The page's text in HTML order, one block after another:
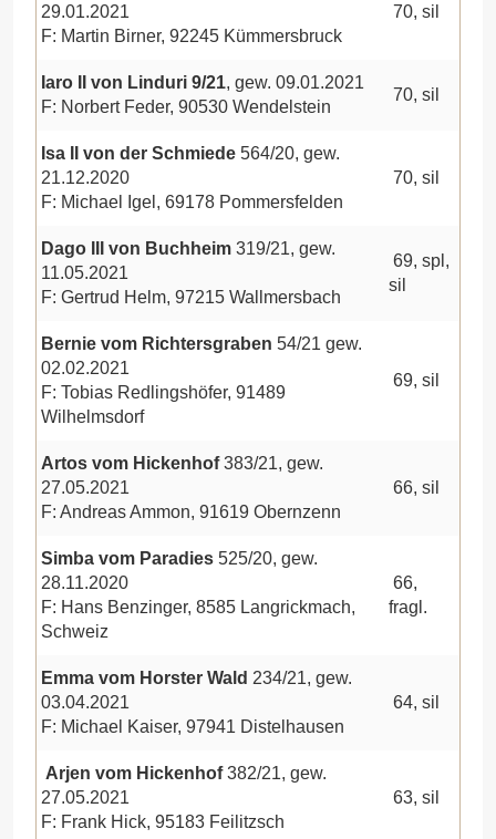
29.01.2021
F: Martin Birner, 92245 Kümmersbruck
70, sil
Iaro II von Linduri 9/21, gew. 09.01.2021
F: Norbert Feder, 90530 Wendelstein
70, sil
Isa II von der Schmiede 564/20, gew.
21.12.2020
F: Michael Igel, 69178 Pommersfelden
70, sil
Dago III von Buchheim 319/21, gew.
11.05.2021
F: Gertrud Helm, 97215 Wallmersbach
69, spl,
sil
Bernie vom Richtersgraben 54/21 gew.
02.02.2021
F: Tobias Redlingshöfer, 91489
Wilhelmsdorf
69, sil
Artos vom Hickenhof383/21, gew.
27.05.2021
F: Andreas Ammon, 91619 Obernzenn
66, sil
Simba vom Paradies 525/20, gew.
28.11.2020
F: Hans Benzinger, 8585 Langrickmach,
Schweiz
66,
fragl.
Emma vom Horster Wald 234/21, gew.
03.04.2021
F: Michael Kaiser, 97941 Distelhausen
64, sil
Arjen vom Hickenhof382/21, gew.
27.05.2021
F: Frank Hick, 95183 Feilitzsch
63, sil